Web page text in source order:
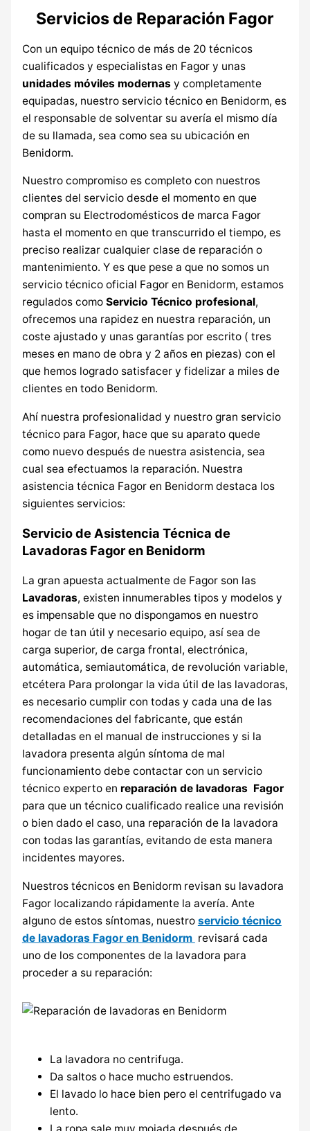
Servicios de Reparación Fagor
Con un equipo técnico de más de 20 técnicos
cualificados y especialistas en Fagor y unas
unidades móviles modernasy completamente
equipadas, nuestro servicio técnico en Benidorm, es
el responsable de solventar su avería el mismo día
de su llamada, sea como sea su ubicación en
Benidorm.
Nuestro compromiso es completo con nuestros
clientes del servicio desde el momento en que
compran su Electrodomésticos de marca Fagor
hasta el momento en que transcurrido el tiempo, es
preciso realizar cualquier clase de reparación o
mantenimiento. Y es que pese a que no somos un
servicio técnico oficial Fagor en Benidorm, estamos
regulados como Servicio Técnico profesional,
ofrecemos una rapidez en nuestra reparación, un
coste ajustado y unas garantías por escrito ( tres
meses en mano de obra y 2 años en piezas) con el
que hemos logrado satisfacer y fidelizar a miles de
clientes en todo Benidorm.
Ahí nuestra profesionalidad y nuestro gran servicio
técnico para Fagor, hace que su aparato quede
como nuevo después de nuestra asistencia, sea
cual sea efectuamos la reparación. Nuestra
asistencia técnica Fagor en Benidorm destaca los
siguientes servicios:
Servicio de Asistencia Técnica de
Lavadoras Fagor en Benidorm
La gran apuesta actualmente de Fagor son las
Lavadoras, existen innumerables tipos y modelos y
es impensable que no dispongamos en nuestro
hogar de tan útil y necesario equipo, así sea de
carga superior, de carga frontal, electrónica,
automática, semiautomática, de revolución variable,
etcétera Para prolongar la vida útil de las lavadoras,
es necesario cumplir con todas y cada una de las
recomendaciones del fabricante, que están
detalladas en el manual de instrucciones y si la
lavadora presenta algún síntoma de mal
funcionamiento debe contactar con un servicio
técnico experto en reparación de lavadoras Fagor
para que un técnico cualificado realice una revisión
o bien dado el caso, una reparación de la lavadora
con todas las garantías, evitando de esta manera
incidentes mayores.
Nuestros técnicos en Benidorm revisan su lavadora
Fagor localizando rápidamente la avería. Ante
alguno de estos síntomas, nuestro servicio técnico
de lavadoras Fagor en Benidorm revisará cada
uno de los componentes de la lavadora para
proceder a su reparación:
La lavadora no centrifuga.
Da saltos o hace mucho estruendos.
El lavado lo hace bien pero el centrifugado va
lento.